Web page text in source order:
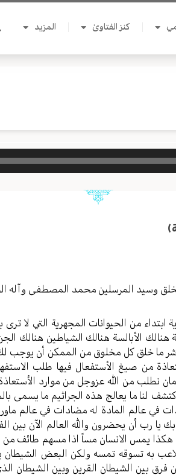
كنز الفتاوىٰ المزيد
وسید المرسلین محمد المصطفی وآله
من الحيوانات المجهرية التي لا
هنالك الأبالسة هنالك الشياطين هنالك
من شر ما خلق كل مخلوق من الممكن أن
من صيغ الأستفعال فيها طلب
نطلب من الله عزوجل من موارد
لنا ما يعالج هذه الجراثيم ما يسمى
في عالم المادة له مضادات في عالم
يا رب أن يحضرون والله العالم الآن بين
هكذا يمس الانسان مساً اذا مسهم طائف
به تسوقه تمسه ولكن البعض
فرق بين الشيطان القرين وبين الشيطان